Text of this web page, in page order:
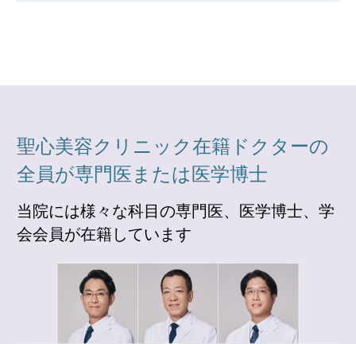
聖心美容クリニック在籍ドクターの
全員が専門医または医学博士
当院には様々な科目の専門医、医学博士、学
会会員が在籍しています